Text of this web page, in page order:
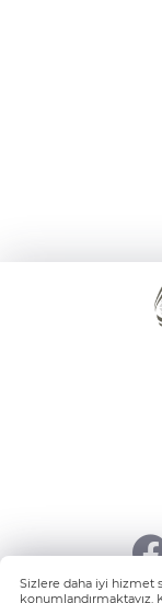
Sizlere daha iyi hizmet
konumlandırmaktayız.